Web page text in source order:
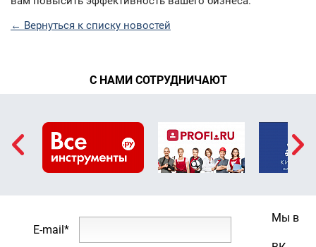
← Вернуться к списку новостей
С НАМИ СОТРУДНИЧАЮТ
E-mail*
Мы в